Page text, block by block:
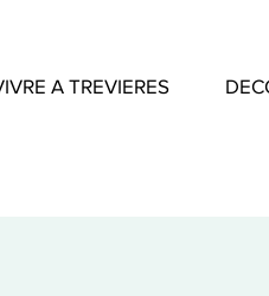
A TREVIERES